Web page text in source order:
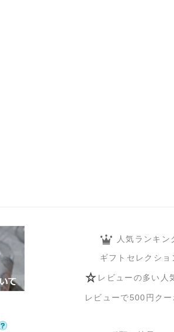
人気ランキン
ギフトセレクショ
レビューの多い人
レビューで500円クー